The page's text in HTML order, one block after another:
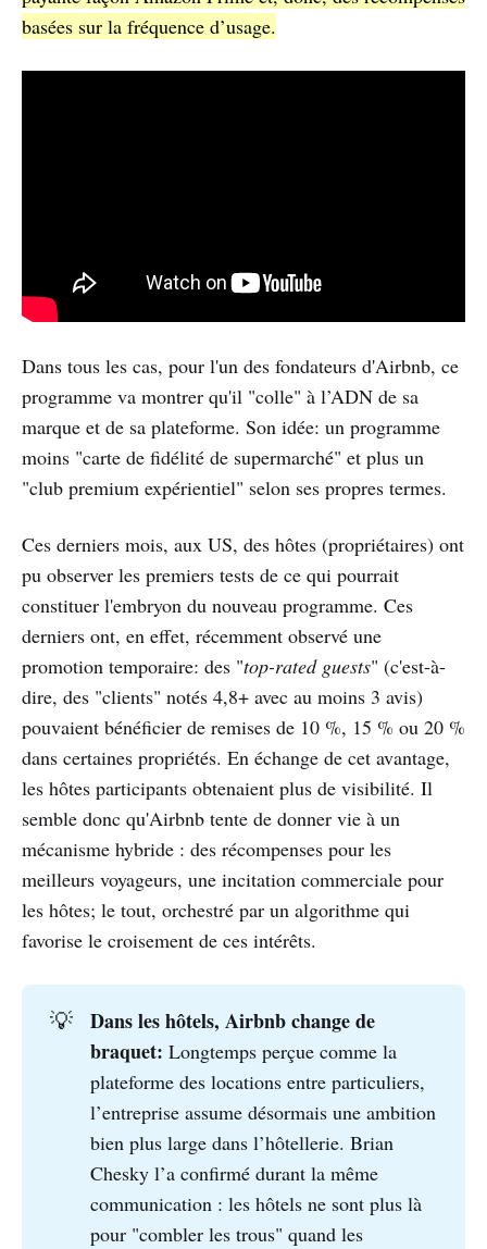
basées sur la fréquence d’usage.
Dans tous les cas, pour l'un des fondateurs d'Airbnb, ce
programme va montrer qu'il "colle" à l’ADN de sa
marque et de sa plateforme. Son idée: un programme
moins "carte de fidélité de supermarché" et plus un
"club premium expérientiel" selon ses propres termes.
Ces derniers mois, aux US, des hôtes (propriétaires) ont
pu observer les premiers tests de ce qui pourrait
constituer l'embryon du nouveau programme. Ces
derniers ont, en effet, récemment observé une
promotion temporaire: des "top-rated guests" (c'est-à-
dire, des "clients" notés 4,8+ avec au moins 3 avis)
pouvaient bénéficier de remises de 10 %, 15 % ou 20 %
dans certaines propriétés. En échange de cet avantage,
les hôtes participants obtenaient plus de visibilité. Il
semble donc qu'Airbnb tente de donner vie à un
mécanisme hybride : des récompenses pour les
meilleurs voyageurs, une incitation commerciale pour
les hôtes; le tout, orchestré par un algorithme qui
favorise le croisement de ces intérêts.
💡
Dans les hôtels, Airbnb change de
braquet: Longtemps perçue comme la
plateforme des locations entre particuliers,
l’entreprise assume désormais une ambition
bien plus large dans l’hôtellerie. Brian
Chesky l’a confirmé durant la même
communication : les hôtels ne sont plus là
pour "combler les trous" quand les